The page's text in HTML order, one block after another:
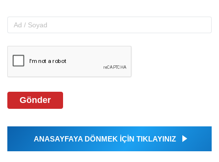
Gönder
ANASAYFAYA DÖNMEK İÇİN TIKLAYINIZ